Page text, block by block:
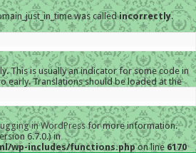
was calledincorrectly.
This is usually an indicator for some code in
early. Translations should be loaded at the
in WordPressfor more information.
6.7.0.) in
wp-includes/functions.phpon line 6170